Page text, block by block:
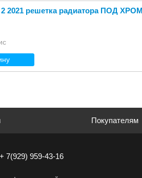
2 2021 решетка радиатора ПОД
Покупателям
7(929) 959-43-16